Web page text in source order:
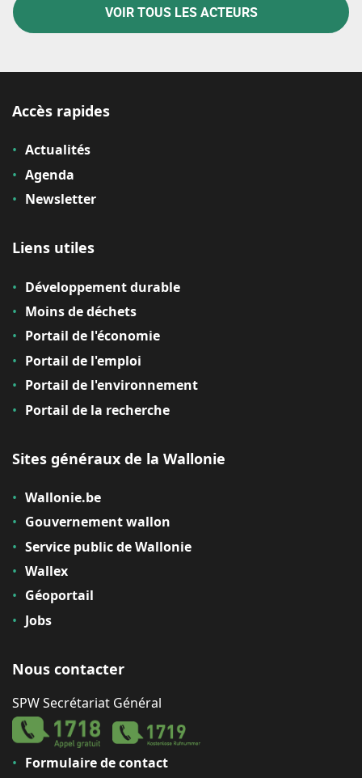
VOIR TOUS LES ACTEURS
Accès rapides
Actualités
Agenda
Newsletter
Liens utiles
Développement durable
Moins de déchets
Portail de l'économie
Portail de l'emploi
Portail de l'environnement
Portail de la recherche
Sites généraux de la Wallonie
Wallonie.be
Gouvernement wallon
Service public de Wallonie
Wallex
Géoportail
Jobs
Nous contacter
SPW Secrétariat Général
Formulaire de contact